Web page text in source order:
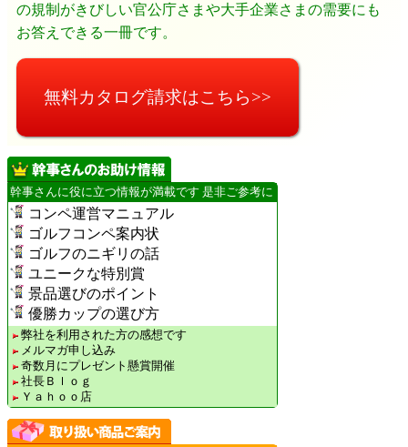
の規制がきびしい官公庁さまや大手企業さまの需要にも
お答えできる一冊です。
無料カタログ請求はこちら>>
幹事さんに役に立つ情報が満載です 是非ご参考に
コンペ運営マニュアル
ゴルフコンペ案内状
ゴルフのニギリの話
ユニークな特別賞
景品選びのポイント
優勝カップの選び方
弊社を利用された方の感想です
メルマガ申し込み
奇数月にプレゼント懸賞開催
社長Ｂｌｏｇ
Ｙａｈｏｏ店